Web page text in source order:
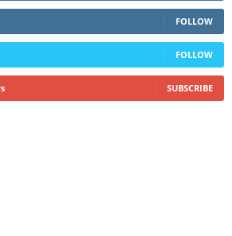
FOLLOW
FOLLOW
SUBSCRIBE